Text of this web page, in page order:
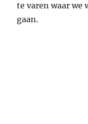
te varen waar we
gaan.